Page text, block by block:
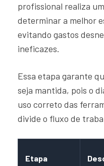
profissional realiza
determinar a melhor
evitando gastos
ineficazes.
Essa etapa garante
seja mantida, pois o
uso correto das
divide o fluxo de
Etapa